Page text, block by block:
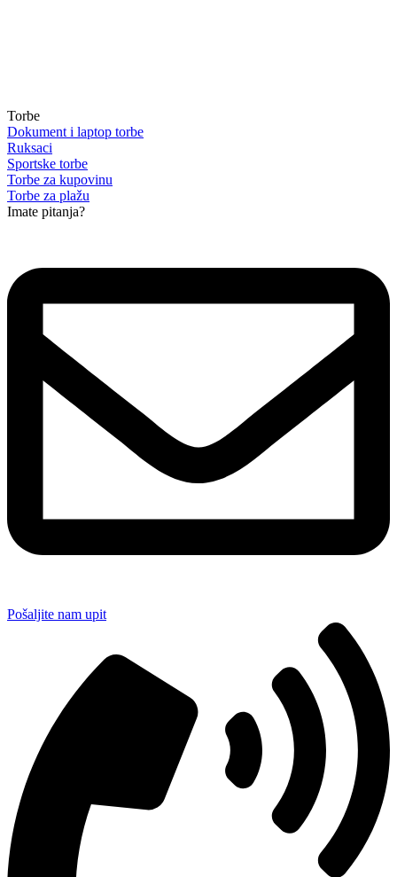
Torbe
Dokument i laptop torbe
Ruksaci
Sportske torbe
Torbe za kupovinu
Torbe za plažu
Imate pitanja?
Pošaljite nam upit